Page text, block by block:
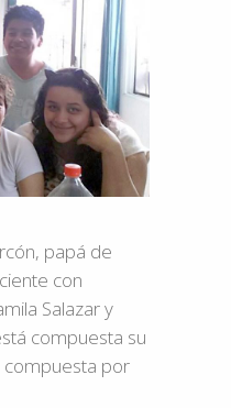
papá de
con
Salazar y
compuesta su
compuesta por